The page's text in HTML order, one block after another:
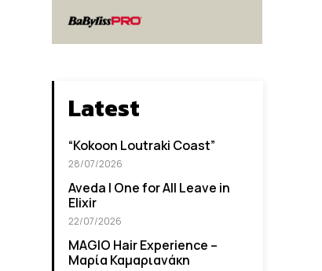
Latest
“Kokoon Loutraki Coast”
28/07/2026
Aveda I One for All Leave in
Elixir
22/07/2026
MAGIO Hair Experience –
Μαρία Καμαριανάκη